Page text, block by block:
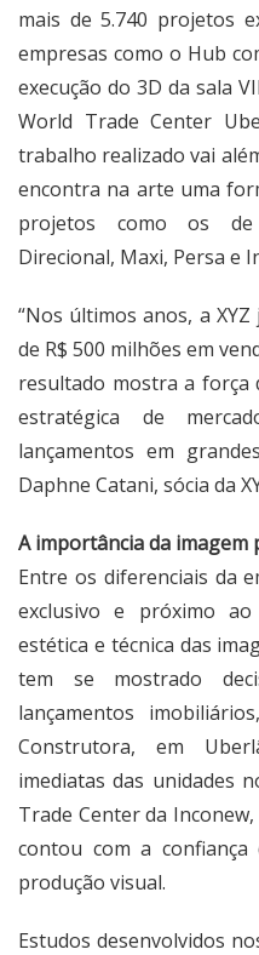
mais de 5.740 projetos
empresas como o Hub
execução do 3D da sala
World Trade Center
trabalho realizado vai
encontra na arte uma
projetos como os de
Direcional, Maxi, Persa e
“Nos últimos anos, a
de R$ 500 milhões em
resultado mostra a força
estratégica de
lançamentos em
Daphne Catani, sócia da
A importância da
Entre os diferenciais da
exclusivo e próximo
estética e técnica das
tem se mostrado
lançamentos
Construtora, em
imediatas das unidades
Trade Center da
contou com a
produção visual.
Estudos desenvolvidos